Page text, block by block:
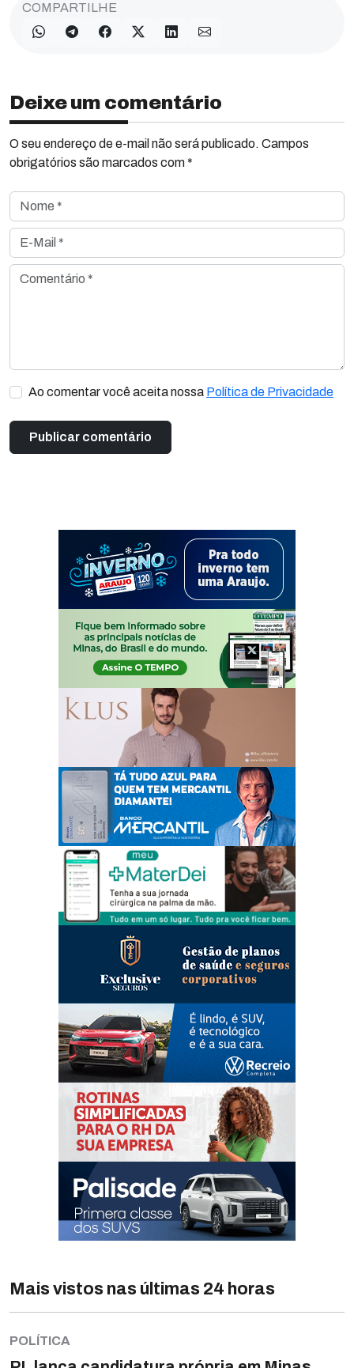
COMPARTILHE
Deixe um comentário
O seu endereço de e-mail não será publicado. Campos
obrigatórios são marcados com *
Nome *
E-Mail *
Comentário *
Ao comentar você aceita nossa Política de Privacidade
Mais vistos nas últimas 24 horas
POLÍTICA